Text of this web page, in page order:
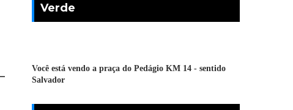
Verde
Você está vendo a praça do Pedágio KM 14 - sentido
Salvador